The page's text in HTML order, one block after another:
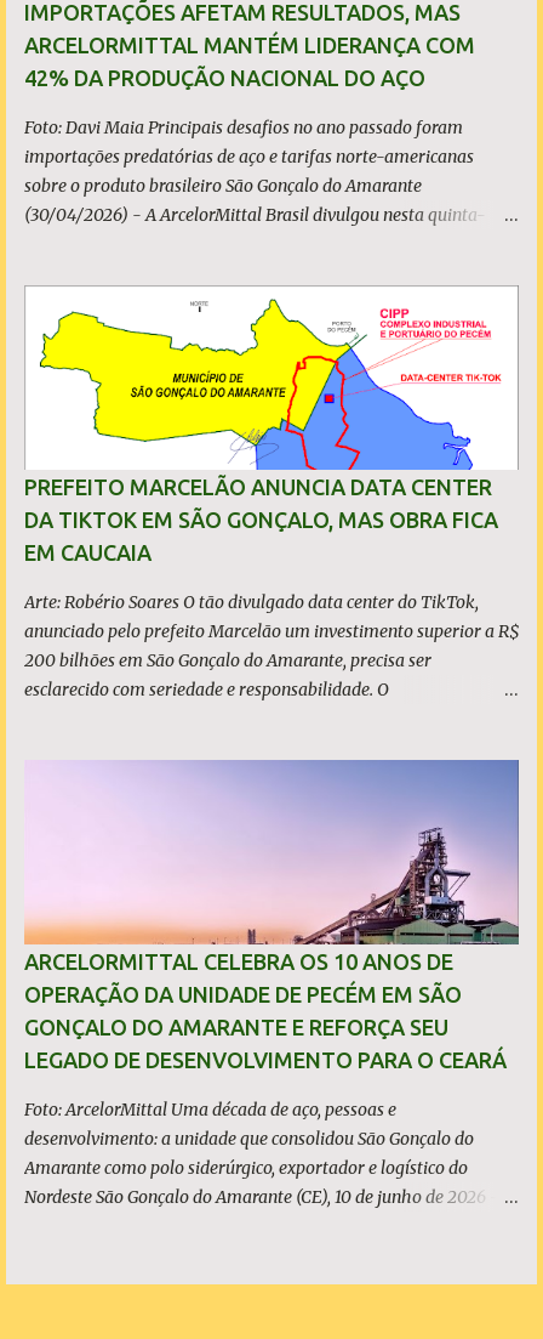
IMPORTAÇÕES AFETAM RESULTADOS, MAS
ARCELORMITTAL MANTÉM LIDERANÇA COM
42% DA PRODUÇÃO NACIONAL DO AÇO
Foto: Davi Maia Principais desafios no ano passado foram
importações predatórias de aço e tarifas norte-americanas
sobre o produto brasileiro São Gonçalo do Amarante
(30/04/2026) - A ArcelorMittal Brasil divulgou nesta quinta-
predatórias, sobretudo da China, e as tarifas impostas pelo
Governo dos Estados Unidos afetaram os resultados financeiros
e operacionais da organização e de todo o setor do aço brasileiro.
Ainda assim, a empresa manteve-se como líder no Brasil, com
42% da produção nacional de aço bruto, os investimentos
programados e permaneceu firme em seus valores de segurança,
sustentabilidade, qualidade e liderança. A produção total de aço
somou 15,14 milhões de toneladas – um recuo de 1,3% em
relação a 2024. A produção de minério de ferro atingiu 2,34
milhões de toneladas, montante 18,3% menor que 2024. Neste
caso, o resultado foi impactado pela trans...
PREFEITO MARCELÃO ANUNCIA DATA CENTER
DA TIKTOK EM SÃO GONÇALO, MAS OBRA FICA
EM CAUCAIA
Arte: Robério Soares O tão divulgado data center do TikTok,
anunciado pelo prefeito Marcelão um investimento superior a R$
200 bilhões em São Gonçalo do Amarante, precisa ser
esclarecido com seriedade e responsabilidade. O
investimento que não lhe pertence, ou desconhece os limites
territoriais do município que governa. Em qualquer dos casos, a
situação é grave. A população tem direito à informação correta,
transparente e sem propaganda enganosa, sobretudo quando
investimentos bilionários são usados como vitrine política. O que
é, de fato, o CIPP O Complexo Industrial e Portuário do Pecém
(CIPP) está situado parcialmente nos municípios de São Gonçalo
do Amarante e de Caucaia, conforme demonstram o mapa
acima. Embora a Vila (ou distrito) do Pecém pertença a Sã...
ARCELORMITTAL CELEBRA OS 10 ANOS DE
OPERAÇÃO DA UNIDADE DE PECÉM EM SÃO
GONÇALO DO AMARANTE E REFORÇA SEU
LEGADO DE DESENVOLVIMENTO PARA O CEARÁ
Foto: ArcelorMittal Uma década de aço, pessoas e
desenvolvimento: a unidade que consolidou São Gonçalo do
Amarante como polo siderúrgico, exportador e logístico do
Nordeste São Gonçalo do Amarante (CE), 10 de junho de 2026 - A
números da produção. Desde o acendimento do Alto-Forno, em